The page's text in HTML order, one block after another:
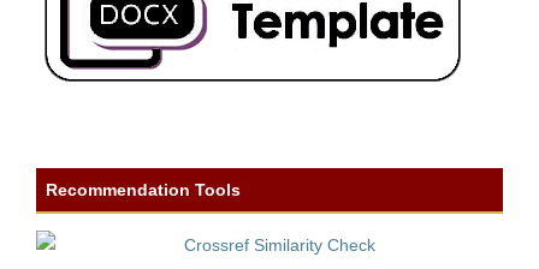
Recommendation Tools